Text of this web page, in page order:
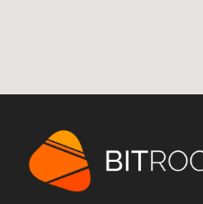
2023
Agosto 31, 2023